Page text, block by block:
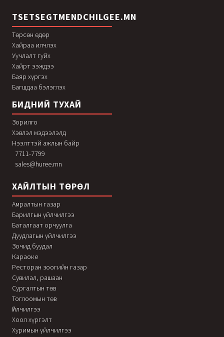
TSETSEGTMENDCHILGEE.MN
Төрсөн өдөр
Хайраа илчлэх
Уучлалт гуйх
Хайрт ээждээ
Баяр хүргэх
Багшдаа бэлэглэх
БИДНИЙ ТУХАЙ
Зорилго
Хэвлэл мэдээлэлд
Нээлттэй ажлын байр
7711-7799
sales@huree.mn
ХАЙЛТЫН ТӨРӨЛ
Амралтын газар
Барилгын үйлчилгээ
Баталгаат орчуулга
Дуудлагын үйлчилгээ
Зочид буудал
Караоке
Ресторан зоогийн газар
Сувилал, рашаан
Сургалтын төв
Тоглоомын төв
Үйлчилгээ
Хоол хүргэлт
Хуримын үйлчилгээ